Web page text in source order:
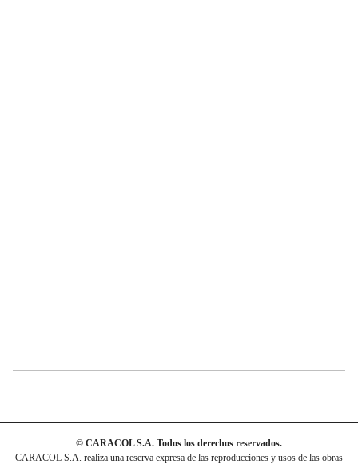
© CARACOL S.A. Todos los derechos reservados.
CARACOL S.A. realiza una reserva expresa de las reproducciones y usos de las obras